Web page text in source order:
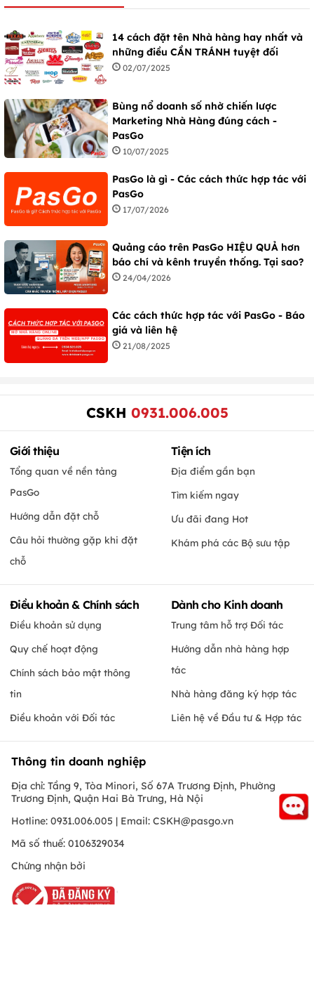
14 cách đặt tên Nhà hàng hay nhất và
những điều CẦN TRÁNH tuyệt đối
02/07/2025
Bùng nổ doanh số nhờ chiến lược
Marketing Nhà Hàng đúng cách -
PasGo
10/07/2025
PasGo là gì - Các cách thức hợp tác với
PasGo
17/07/2026
Quảng cáo trên PasGo HIỆU QUẢ hơn
báo chí và kênh truyền thống. Tại sao?
24/04/2026
Các cách thức hợp tác với PasGo - Báo
giá và liên hệ
21/08/2025
CSKH 0931.006.005
Giới thiệu
Tổng quan về nền tảng
PasGo
Hướng dẫn đặt chỗ
Câu hỏi thường gặp khi đặt
chỗ
Tiện ích
Địa điểm gần bạn
Tìm kiếm ngay
Ưu đãi đang Hot
Khám phá các Bộ sưu tập
Điều khoản & Chính sách
Điều khoản sử dụng
Quy chế hoạt động
Chính sách bảo mật thông
tin
Điều khoản với Đối tác
Dành cho Kinh doanh
Trung tâm hỗ trợ Đối tác
Hướng dẫn nhà hàng hợp
tác
Nhà hàng đăng ký hợp tác
Liên hệ về Đầu tư & Hợp tác
Thông tin doanh nghiệp
Địa chỉ: Tầng 9, Tòa Minori, Số 67A Trương Định, Phường
Trương Định, Quận Hai Bà Trưng, Hà Nội
Hotline: 0931.006.005 | Email: CSKH@pasgo.vn
Mã số thuế: 0106329034
Chứng nhận bởi